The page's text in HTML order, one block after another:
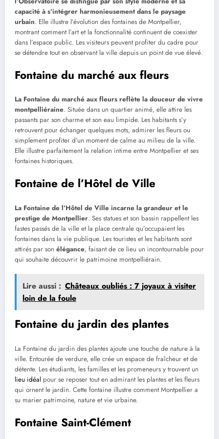
capacité à s’intégrer harmonieusement dans le paysage
urbain. Elle illustre l’évolution des fontaines de Montpellier,
montrant comment l’art et la fonctionnalité continuent de coexister
dans l’espace public. Les visiteurs peuvent profiter du cadre pour
se détendre tout en observant la ville depuis un point de vue élevé.
Fontaine du marché aux fleurs
La Fontaine du marché aux fleurs reflète la douceur de vivre
montpelliéraine. Située dans un quartier animé, elle attire les
passants par son charme et son eau limpide. Les habitants s’y
retrouvent pour échanger quelques mots, admirer les fleurs ou
simplement profiter d’un moment de calme au milieu de la ville.
Elle illustre parfaitement la relation intime entre Montpellier et ses
fontaines historiques.
Fontaine de l’Hôtel de Ville
La Fontaine de l’Hôtel de Ville incarne la grandeur et le
prestige de Montpellier. Ses statues et son bassin rappellent les
fastes passés de la ville et la place centrale qu’occupaient les
fontaines dans la vie publique. Les touristes et les habitants sont
attirés par son élégance, faisant de ce lieu un incontournable pour
qui souhaite découvrir le patrimoine montpelliérain.
Lire aussi : Châteaux oubliés : 7 joyaux à visiter
loin de la foule
Fontaine du jardin des plantes
La Fontaine du jardin des plantes ajoute une touche de nature à la
ville. Entourée de verdure, elle crée un espace de fraîcheur et de
détente. Les étudiants, les familles et les promeneurs y trouvent un
lieu idéal pour se reposer tout en admirant les plantes et les fleurs
qui ornent le jardin. Cette fontaine illustre comment Montpellier a
su marier patrimoine, nature et vie urbaine.
Fontaine Saint-Clément